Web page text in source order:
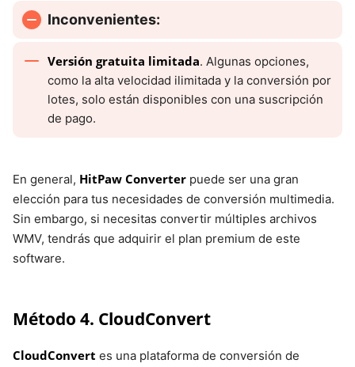
Inconvenientes:
Versión gratuita limitada. Algunas opciones,
como la alta velocidad ilimitada y la conversión por
lotes, solo están disponibles con una suscripción
de pago.
En general, HitPaw Converter puede ser una gran
elección para tus necesidades de conversión multimedia.
Sin embargo, si necesitas convertir múltiples archivos
WMV, tendrás que adquirir el plan premium de este
software.
Método 4. CloudConvert
CloudConvert es una plataforma de conversión de